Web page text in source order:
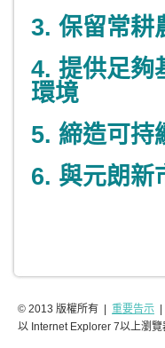
3. 保留常耕
4. 提供足夠
環境
5. 締造可持
6. 與元朗新
© 2013 版權所有 | 重要告示
以 Internet Explorer 7以上瀏